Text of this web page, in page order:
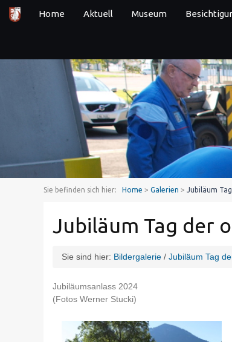
Home Aktuell Museum
Sie befinden sich hier: Home > Galerien > Jubiläum
Jubiläum Tag der
Sie sind hier: Bildergalerie / Jubiläum Tag
Jubiläumsanlass 2024
(Fotos Werner Stucki)